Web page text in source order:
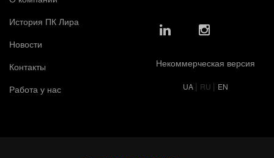
История ПК Лира
Новости
Контакты
Работа у нас
Некоммерческая версия
UA | RU | EN